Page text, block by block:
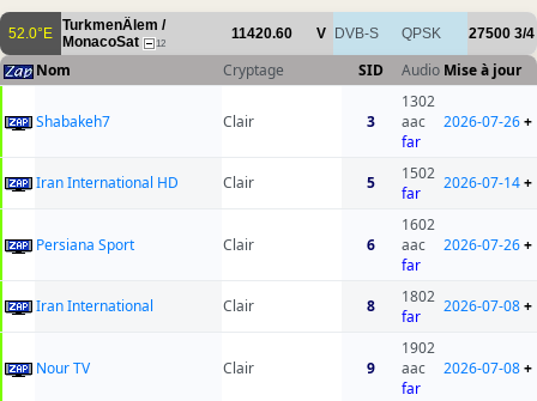
52.0°E TurkmenÄlem /
MonacoSat
12
11420.60 V DVB-S QPSK 27500 3/4
Nom Cryptage SID Audio Mise à jour
Shabakeh7 Clair 3
1302
aac
far
2026-07-26+
Iran International HD Clair 5
1502
far
2026-07-14+
Persiana Sport Clair 6
1602
aac
far
2026-07-26+
Iran International Clair 8
1802
far
2026-07-08+
Nour TV Clair 9
1902
aac
far
2026-07-08+